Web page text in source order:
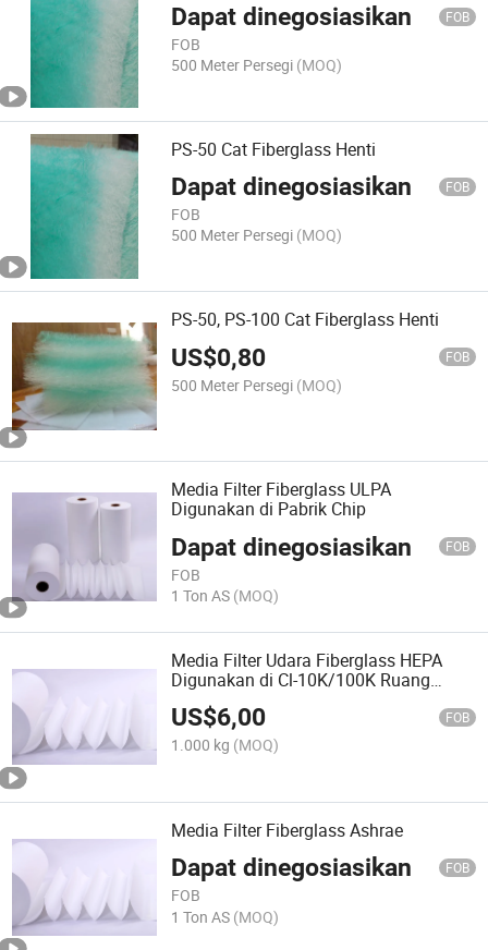
Dapat dinegosiasikan FOB
FOB
500 Meter Persegi (MOQ)
PS-50 Cat Fiberglass Henti
Dapat dinegosiasikan FOB
FOB
500 Meter Persegi (MOQ)
PS-50, PS-100 Cat Fiberglass Henti
US$0,80 FOB
500 Meter Persegi (MOQ)
Media Filter Fiberglass ULPA
Digunakan di Pabrik Chip
Dapat dinegosiasikan FOB
FOB
1 Ton AS (MOQ)
Media Filter Udara Fiberglass HEPA
Digunakan di Cl-10K/100K Ruang
Bersih
US$6,00 FOB
1.000 kg (MOQ)
Media Filter Fiberglass Ashrae
Dapat dinegosiasikan FOB
FOB
1 Ton AS (MOQ)